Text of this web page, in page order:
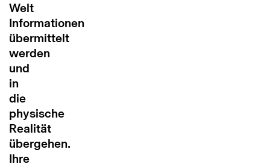
Welt
Informationen
übermittelt
werden
und
in
die
physische
Realität
übergehen.
Ihre